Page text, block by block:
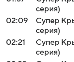
серия)
02:09
Супер
серия)
02:21
Супер
серия)